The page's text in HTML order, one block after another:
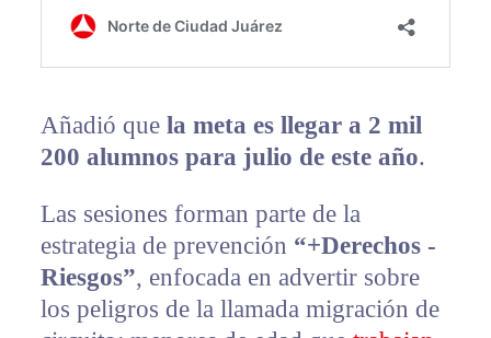
Añadió que la meta es llegar a 2 mil
200 alumnos para julio de este año.
Las sesiones forman parte de la
estrategia de prevención “+Derechos -
Riesgos”, enfocada en advertir sobre
los peligros de la llamada migración de